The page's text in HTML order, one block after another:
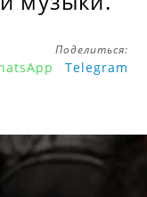
Поделиться:
Telegram